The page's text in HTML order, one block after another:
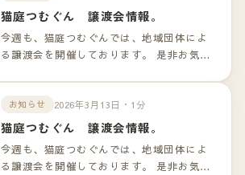
猫庭つむぐん 譲渡会情報。
今週も、猫庭つむぐんでは、地域団体によ
る譲渡会を開催しております。 是非お気軽
お知らせ 2026年3月13日・1分
猫庭つむぐん 譲渡会情報。
今週も、猫庭つむぐんでは、地域団体によ
る譲渡会を開催しております。 是非お気軽